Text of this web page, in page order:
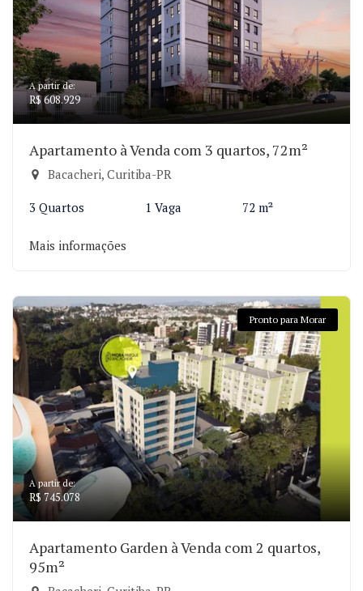
A partir de:
R$ 608.929
Apartamento à Venda com 3 quartos, 72m²
Bacacheri, Curitiba-PR
3 Quartos 1 Vaga 72 m²
Mais informações
Pronto para Morar
A partir de:
R$ 745.078
Apartamento Garden à Venda com 2 quartos,
95m²